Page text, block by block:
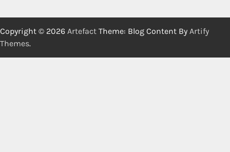
Copyright © 2026 Artefact Theme: Blog Content By Artify
Themes.